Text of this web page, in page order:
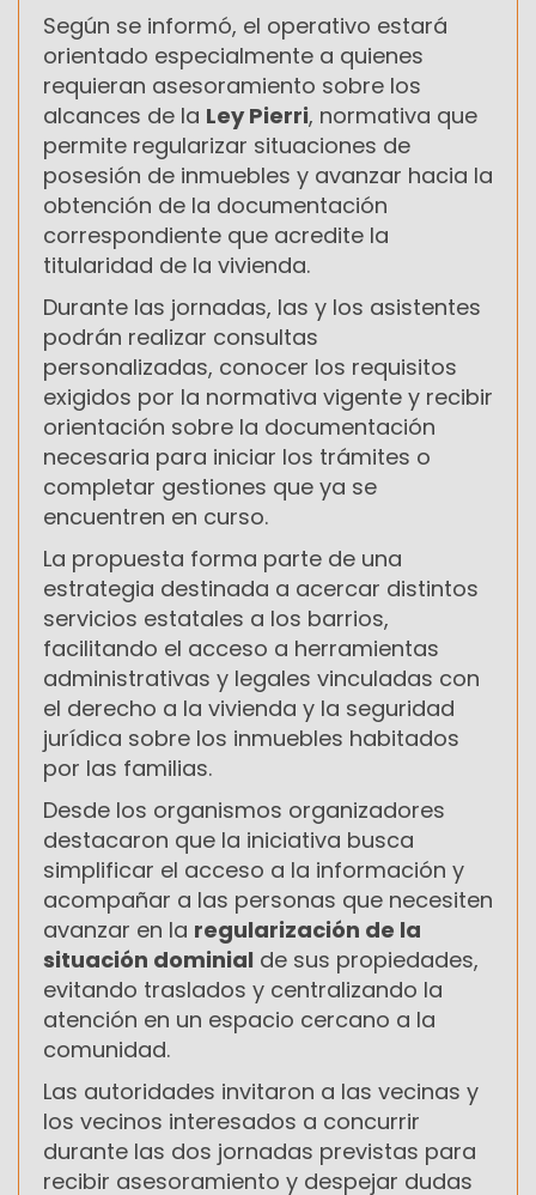
Según se informó, el operativo estará
orientado especialmente a quienes
requieran asesoramiento sobre los
alcances de la Ley Pierri, normativa que
permite regularizar situaciones de
posesión de inmuebles y avanzar hacia la
obtención de la documentación
correspondiente que acredite la
titularidad de la vivienda.
Durante las jornadas, las y los asistentes
podrán realizar consultas
personalizadas, conocer los requisitos
exigidos por la normativa vigente y recibir
orientación sobre la documentación
necesaria para iniciar los trámites o
completar gestiones que ya se
encuentren en curso.
La propuesta forma parte de una
estrategia destinada a acercar distintos
servicios estatales a los barrios,
facilitando el acceso a herramientas
administrativas y legales vinculadas con
el derecho a la vivienda y la seguridad
jurídica sobre los inmuebles habitados
por las familias.
Desde los organismos organizadores
destacaron que la iniciativa busca
simplificar el acceso a la información y
acompañar a las personas que necesiten
avanzar en la regularización de la
situación dominial de sus propiedades,
evitando traslados y centralizando la
atención en un espacio cercano a la
comunidad.
Las autoridades invitaron a las vecinas y
los vecinos interesados a concurrir
durante las dos jornadas previstas para
recibir asesoramiento y despejar dudas